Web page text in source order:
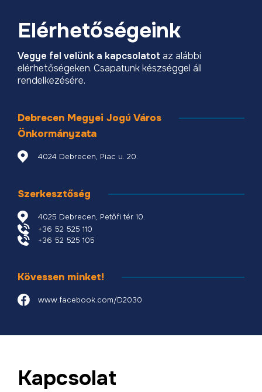
Elérhetőségeink
Vegye fel velünk a kapcsolatot az alábbi
elérhetőségeken. Csapatunk készséggel áll
rendelkezésére.
Debrecen Megyei Jogú Város
Önkormányzata
4024 Debrecen, Piac u. 20.
Szerkesztőség
4025 Debrecen, Petőfi tér 10.
+36 52 525 110
+36 52 525 105
Kövessen minket!
www.facebook.com/D2030
Kapcsolat